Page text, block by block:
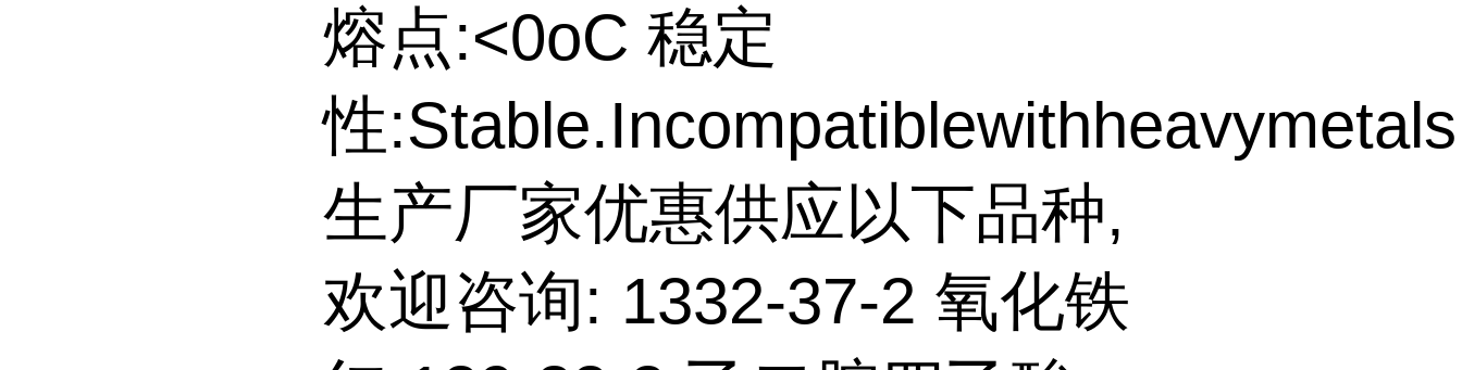
熔点:<0oC 稳定
性
生产厂家优惠供应以下品种,
欢迎咨询: 1332-37-2 氧化铁